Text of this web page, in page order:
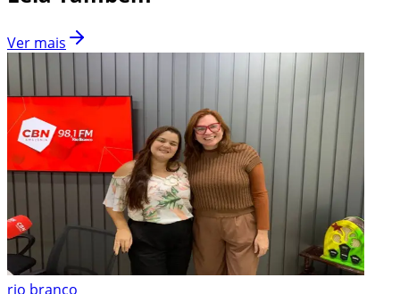
Ver mais
rio branco